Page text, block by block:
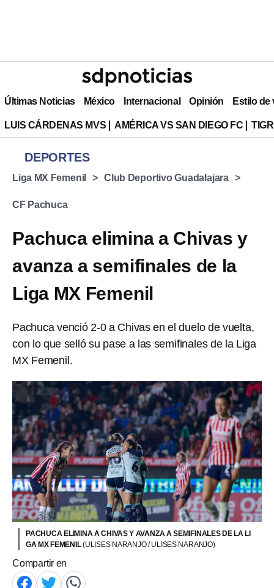
Últimas Noticias México Internacional Opinión Estilo de
LUIS CÁRDENAS MVS AMÉRICA VS SAN DIEGO FC
DEPORTES
Liga MX Femenil Club Deportivo Guadalajara
CF Pachuca
Pachuca elimina a Chivas y
avanza a semifinales de la
Liga MX Femenil
Pachuca venció 2-0 a Chivas en el duelo de vuelta,
con lo que selló su pase a las semifinales de la Liga
MX Femenil.
PACHUCA ELIMINA A CHIVAS Y AVANZA A SEMIFINALES DE LA LI
GA MX FEMENIL(ULISES NARANJO / ULISES NARANJO)
Compartir en